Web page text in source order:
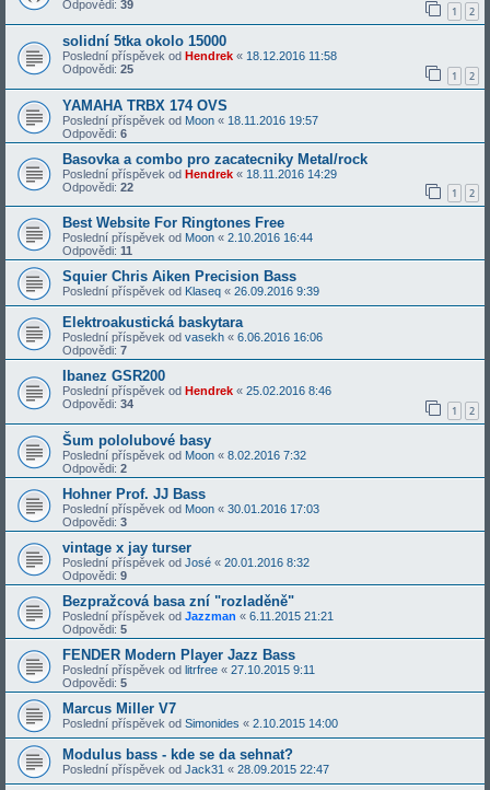
Odpovědi: 39 1 2
solidní 5tka okolo 15000
Poslední příspěvek od Hendrek « 18.12.2016 11:58
Odpovědi: 25 1 2
YAMAHA TRBX 174 OVS
Poslední příspěvek od Moon « 18.11.2016 19:57
Odpovědi: 6
Basovka a combo pro zacatecniky Metal/rock
Poslední příspěvek od Hendrek « 18.11.2016 14:29
Odpovědi: 22 1 2
Best Website For Ringtones Free
Poslední příspěvek od Moon « 2.10.2016 16:44
Odpovědi: 11
Squier Chris Aiken Precision Bass
Poslední příspěvek od Klaseq « 26.09.2016 9:39
Elektroakustická baskytara
Poslední příspěvek od vasekh « 6.06.2016 16:06
Odpovědi: 7
Ibanez GSR200
Poslední příspěvek od Hendrek « 25.02.2016 8:46
Odpovědi: 34 1 2
Šum pololubové basy
Poslední příspěvek od Moon « 8.02.2016 7:32
Odpovědi: 2
Hohner Prof. JJ Bass
Poslední příspěvek od Moon « 30.01.2016 17:03
Odpovědi: 3
vintage x jay turser
Poslední příspěvek od José « 20.01.2016 8:32
Odpovědi: 9
Bezpražcová basa zní "rozladěně"
Poslední příspěvek od Jazzman « 6.11.2015 21:21
Odpovědi: 5
FENDER Modern Player Jazz Bass
Poslední příspěvek od litrfree « 27.10.2015 9:11
Odpovědi: 5
Marcus Miller V7
Poslední příspěvek od Simonides « 2.10.2015 14:00
Modulus bass - kde se da sehnat?
Poslední příspěvek od Jack31 « 28.09.2015 22:47